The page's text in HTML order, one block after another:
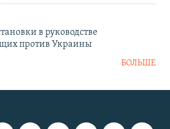
в руководстве
против Украины
БОЛЬШЕ